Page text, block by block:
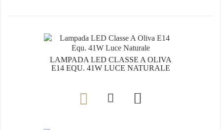
LAMPADA LED CLASSE A OLIVA
E14 EQU. 41W LUCE NATURALE
